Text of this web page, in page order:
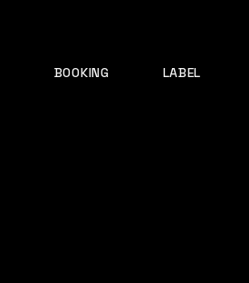
BOOKING LABEL